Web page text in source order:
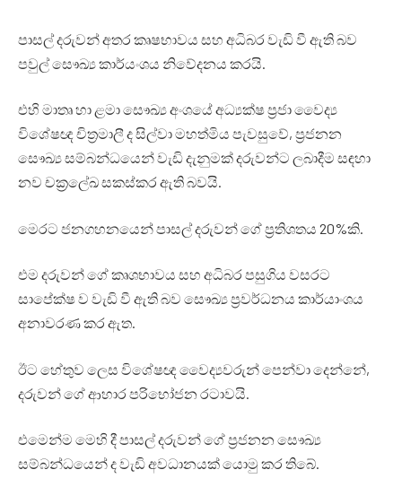
පාසල් දරුවන් අතර කෘෂභාවය සහ අධිබර වැඩි වී ඇති බව
පවුල් සෞඛ්‍ය කාර්යංශය නිවේදනය කරයි.
එහි මාතෘ හා ළමා සෞඛ්‍ය අංශයේ අධ්‍යක්ෂ ප්‍රජා වෛද්‍ය
විශේෂඥ චිත්‍රමාලී ද සිල්වා මහත්මිය පැවසුවේ, ප්‍රජනන
සෞඛ්‍ය සම්බන්ධයෙන් වැඩි දැනුමක් දරුවන්ට ලබාදීම සඳහා
නව චක්‍රලේඛ සකස්කර ඇති බවයි.
මෙරට ජනගහනයෙන් පාසල් දරුවන් ගේ ප්‍රතිශතය 20%කි.
එම දරුවන් ගේ කෘශභාවය සහ අධිබර පසුගිය වසරට
සාපේක්ෂ ව වැඩි වී ඇති බව සෞඛ්‍ය ප්‍රවර්ධනය කාර්යාංශය
අනාවරණ කර ඇත.
ඊට හේතුව ලෙස විශේෂඥ වෛද්‍යවරුන් පෙන්වා දෙන්නේ,
දරුවන් ගේ ආහාර පරිභෝජන රටාවයි.
එමෙන්ම මෙහි දී පාසල් දරුවන් ගේ ප්‍රජනන සෞඛ්‍ය
සම්බන්ධයෙන් ද වැඩි අවධානයක් යොමු කර තිබේ.